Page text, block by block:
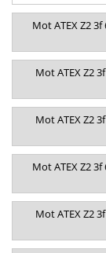
Mot ATEX Z2
Mot ATEX Z2
Mot ATEX Z2
Mot ATEX Z2
Mot ATEX Z2